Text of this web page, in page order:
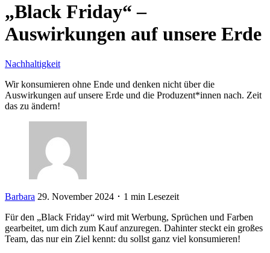
„Black Friday“ –
Auswirkungen auf unsere Erde
Nachhaltigkeit
Wir konsumieren ohne Ende und denken nicht über die
Auswirkungen auf unsere Erde und die Produzent*innen nach. Zeit
das zu ändern!
Barbara 29. November 2024 ･ 1 min Lesezeit
Für den „Black Friday“ wird mit Werbung, Sprüchen und Farben
gearbeitet, um dich zum Kauf anzuregen. Dahinter steckt ein großes
Team, das nur ein Ziel kennt: du sollst ganz viel konsumieren!